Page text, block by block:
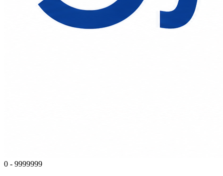
0 - 9999999